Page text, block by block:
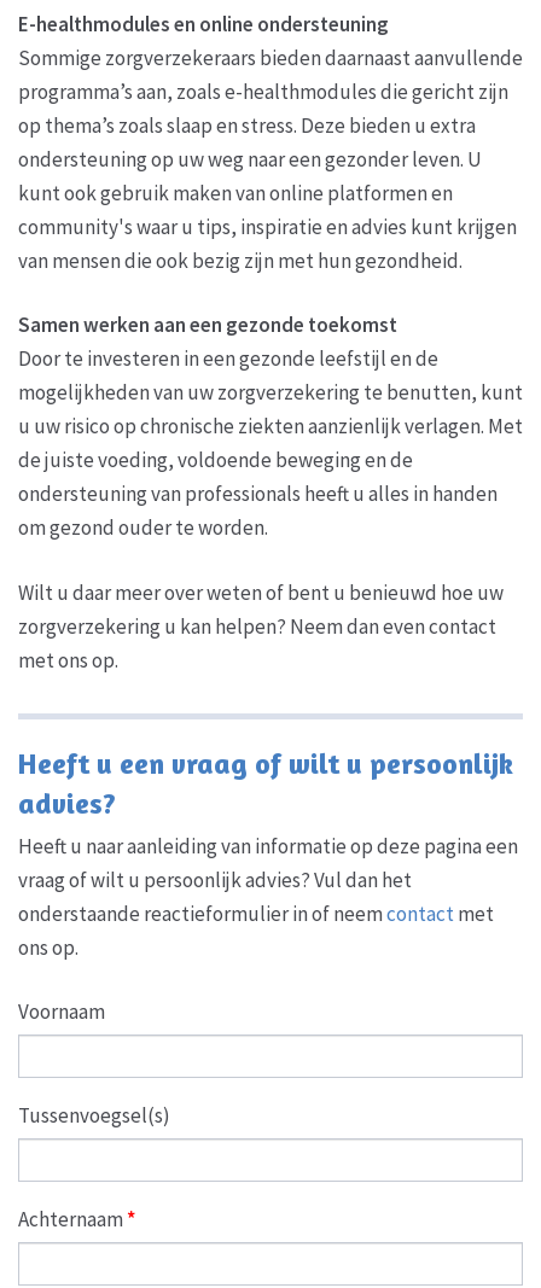
E-healthmodules en online ondersteuning
Sommige zorgverzekeraars bieden daarnaast aanvullende
programma’s aan, zoals e-healthmodules die gericht zijn
op thema’s zoals slaap en stress. Deze bieden u extra
ondersteuning op uw weg naar een gezonder leven. U
kunt ook gebruik maken van online platformen en
community's waar u tips, inspiratie en advies kunt krijgen
van mensen die ook bezig zijn met hun gezondheid.
Samen werken aan een gezonde toekomst
Door te investeren in een gezonde leefstijl en de
mogelijkheden van uw zorgverzekering te benutten, kunt
u uw risico op chronische ziekten aanzienlijk verlagen. Met
de juiste voeding, voldoende beweging en de
ondersteuning van professionals heeft u alles in handen
om gezond ouder te worden.
Wilt u daar meer over weten of bent u benieuwd hoe uw
zorgverzekering u kan helpen? Neem dan even contact
met ons op.
Heeft u een vraag of wilt u persoonlijk
advies?
Heeft u naar aanleiding van informatie op deze pagina een
vraag of wilt u persoonlijk advies? Vul dan het
onderstaande reactieformulier in of neemcontactmet
ons op.
Voornaam
Tussenvoegsel(s)
Achternaam *